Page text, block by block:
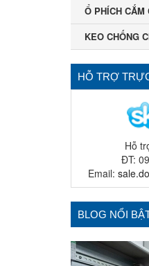
Ổ PHÍCH CẮM
KEO CHỐNG
HỖ TRỢ
Hỗ
ĐT:
Email:
BLOG NỔI